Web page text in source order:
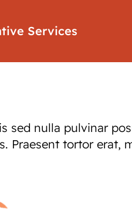
Services
sed nulla pulvinar
Praesent tortor erat,